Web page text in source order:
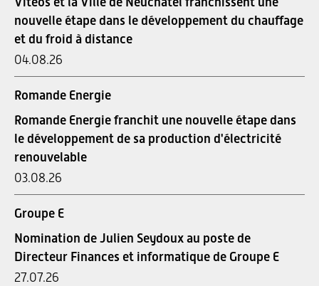
nouvelle étape dans le développement du chauffage
et du froid à distance
04.08.26
Romande Energie
Romande Energie franchit une nouvelle étape dans
le développement de sa production d'électricité
renouvelable
03.08.26
Groupe E
Nomination de Julien Seydoux au poste de
Directeur Finances et informatique de Groupe E
27.07.26